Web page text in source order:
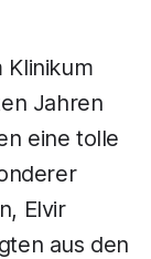
Klinikum
Jahren
eine tolle
Elvir
aus den